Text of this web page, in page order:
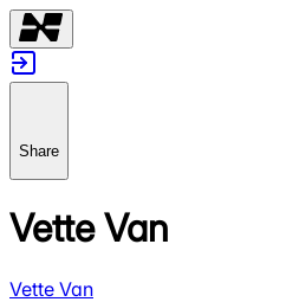
Share
Vette Van
Vette Van